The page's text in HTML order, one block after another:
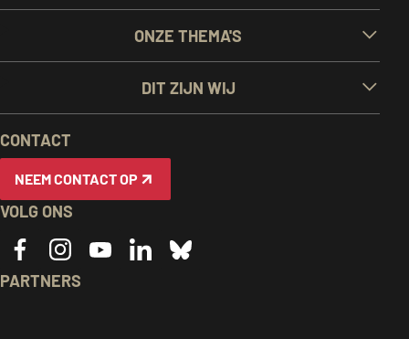
BELANGRIJKE
LINKS
EN
INFORMATIE
ONZE THEMA'S
DIT ZIJN WIJ
CONTACT
NEEM CONTACT OP
VOLG ONS
PARTNERS